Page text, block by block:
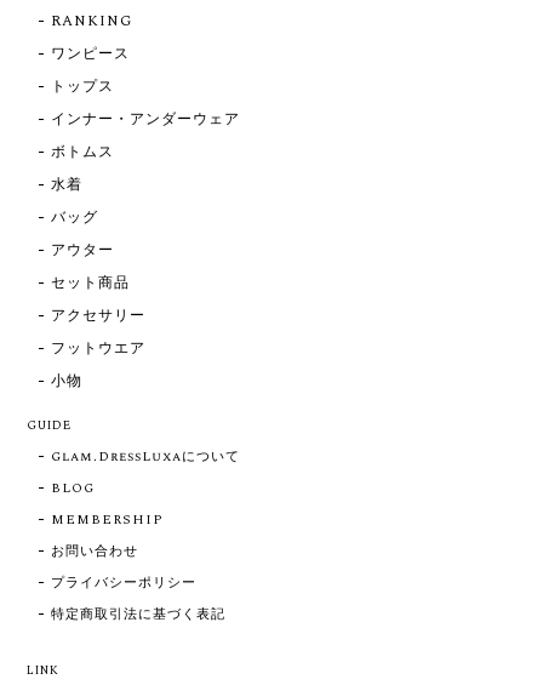
RANKING
ワンピース
トップス
インナー・アンダーウェア
ボトムス
水着
バッグ
アウター
セット商品
アクセサリー
フットウエア
小物
GUIDE
Glam.DressLuxaについて
BLOG
MEMBERSHIP
お問い合わせ
プライバシーポリシー
特定商取引法に基づく表記
LINK